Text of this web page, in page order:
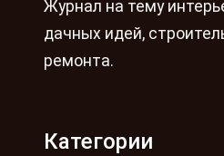
Журнал на тему
дачных идей,
ремонта.
Категории